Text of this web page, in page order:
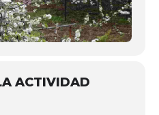
ACTIVIDAD